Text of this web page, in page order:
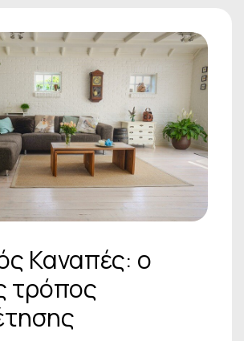
Καναπές: ο
τρόπος